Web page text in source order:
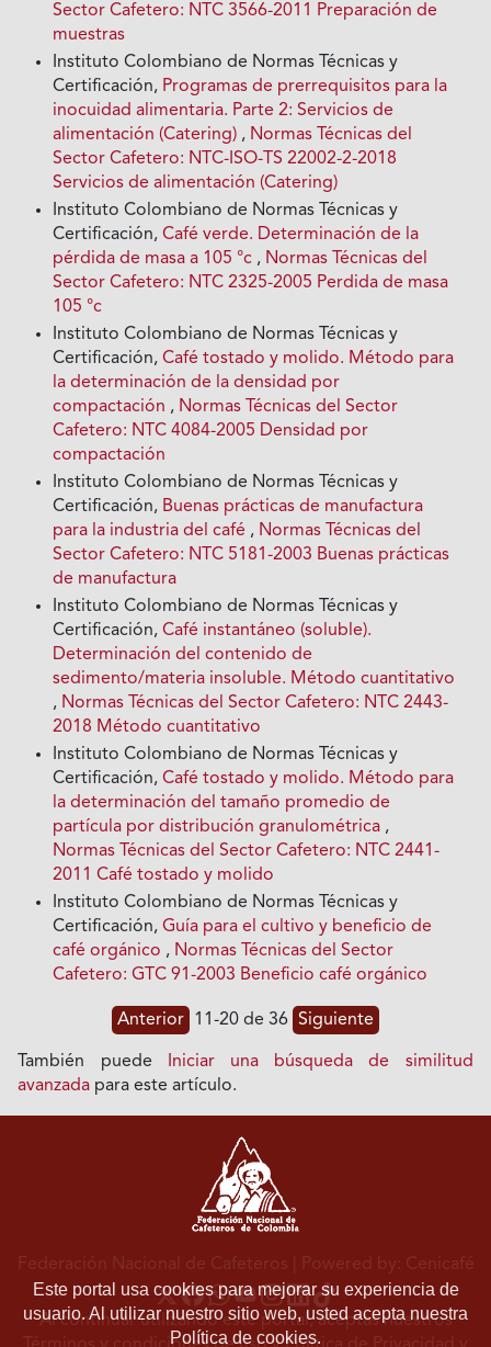
Sector Cafetero: NTC 3566-2011 Preparación de
muestras
Instituto Colombiano de Normas Técnicas y
Certificación, Programas de prerrequisitos para la
inocuidad alimentaria. Parte 2: Servicios de
alimentación (Catering) , Normas Técnicas del
Sector Cafetero: NTC-ISO-TS 22002-2-2018
Servicios de alimentación (Catering)
Instituto Colombiano de Normas Técnicas y
Certificación,Café verde. Determinación de la
pérdida de masa a 105 °c , Normas Técnicas del
Sector Cafetero: NTC 2325-2005 Perdida de masa
105 °c
Instituto Colombiano de Normas Técnicas y
Certificación,Café tostado y molido. Método para
la determinación de la densidad por
compactación , Normas Técnicas del Sector
Cafetero: NTC 4084-2005 Densidad por
compactación
Instituto Colombiano de Normas Técnicas y
Certificación, Buenas prácticas de manufactura
para la industria del café , Normas Técnicas del
Sector Cafetero: NTC 5181-2003 Buenas prácticas
de manufactura
Instituto Colombiano de Normas Técnicas y
Certificación,Café instantáneo (soluble).
Determinación del contenido de
sedimento/materia insoluble. Método cuantitativo
, Normas Técnicas del Sector Cafetero: NTC 2443-
2018 Método cuantitativo
Instituto Colombiano de Normas Técnicas y
Certificación,Café tostado y molido. Método para
la determinación del tamaño promedio de
partícula por distribución granulométrica ,
Normas Técnicas del Sector Cafetero: NTC 2441-
2011 Café tostado y molido
Instituto Colombiano de Normas Técnicas y
Certificación,Guía para el cultivo y beneficio de
café orgánico , Normas Técnicas del Sector
Cafetero: GTC 91-2003 Beneficio café orgánico
Anterior 11-20 de 36 Siguiente
También puede
Iniciar una búsqueda de similitud
avanzada para este artículo.
Este portal usa cookies para mejorar su experiencia de
usuario. Al utilizar nuestro sitio web, usted acepta nuestra
Política de cookies.
Federación Nacional de Cafeteros | Powered by: Cenicafé
Al continuar utilizando este portal, aceptas nuestros